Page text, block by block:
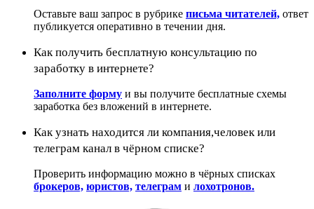
Оставьте ваш запрос в рубрике письма читателей, ответ
публикуется оперативно в течении дня.
Как получить бесплатную консультацию по
заработку в интернете?
Заполните форму и вы получите бесплатные схемы
заработка без вложений в интернете.
Как узнать находится ли компания,человек или
телеграм канал в чёрном списке?
Проверить информацию можно в чёрных списках
брокеров, юристов, телеграм и лохотронов.